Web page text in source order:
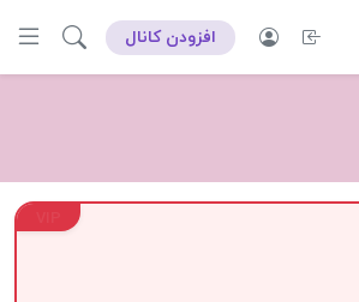
افزودن کانال